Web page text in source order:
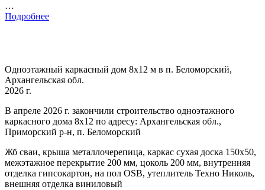
…
Подробнее
Одноэтажный каркасный дом 8х12 м в п. Беломорский,
Архангельская обл.
2026 г.
В апреле 2026 г. закончили строительство одноэтажного
каркасного дома 8х12 по адресу: Архангельская обл.,
Приморский р-н, п. Беломорский
Жб сваи, крыша металлочерепица, каркас сухая доска 150х50,
межэтажное перекрытие 200 мм, цоколь 200 мм, внутренняя
отделка гипсокартон, на пол OSB, утеплитель Техно Николь,
внешняя отделка виниловый